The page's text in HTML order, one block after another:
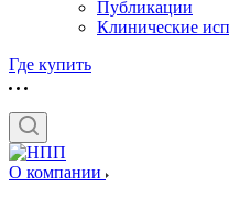
Публикации
Клинические
Где купить
О компании